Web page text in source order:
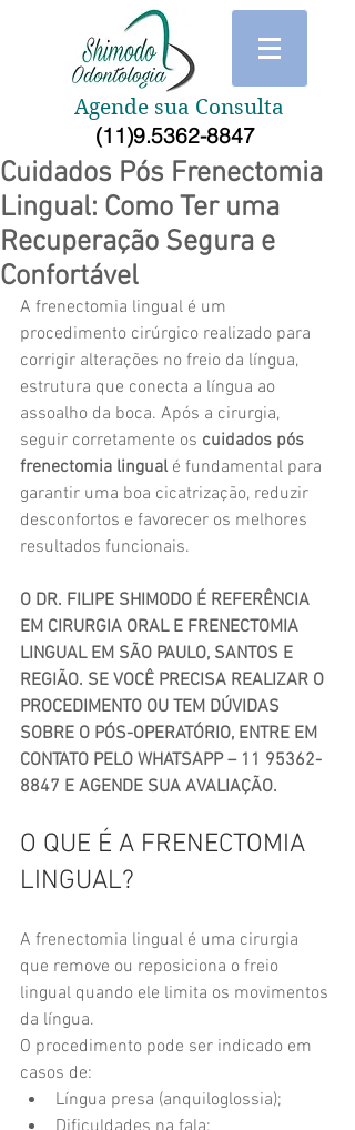
Agende sua Consulta
(11)9.5362-8847
Cuidados Pós Frenectomia
Lingual: Como Ter uma
Recuperação Segura e
Confortável
A frenectomia lingual é um
procedimento cirúrgico realizado para
corrigir alterações no freio da língua,
estrutura que conecta a língua ao
assoalho da boca. Após a cirurgia,
seguir corretamente os cuidados pós
frenectomia lingual é fundamental para
garantir uma boa cicatrização, reduzir
desconfortos e favorecer os melhores
resultados funcionais.
O DR. FILIPE SHIMODO É REFERÊNCIA
EM CIRURGIA ORAL E FRENECTOMIA
LINGUAL EM SÃO PAULO, SANTOS E
REGIÃO. SE VOCÊ PRECISA REALIZAR O
PROCEDIMENTO OU TEM DÚVIDAS
SOBRE O PÓS-OPERATÓRIO, ENTRE EM
CONTATO PELO WHATSAPP – 11 95362-
8847 E AGENDE SUA AVALIAÇÃO.
O QUE É A FRENECTOMIA
LINGUAL?
A frenectomia lingual é uma cirurgia
que remove ou reposiciona o freio
lingual quando ele limita os movimentos
da língua.
O procedimento pode ser indicado em
casos de:
Língua presa (anquiloglossia);